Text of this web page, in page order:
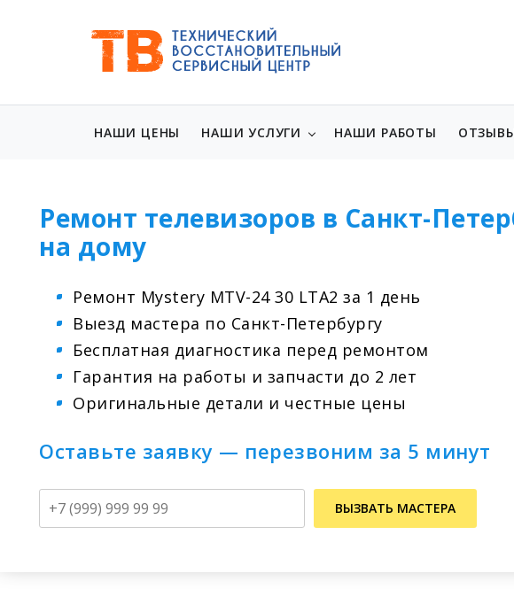
НАШИ ЦЕНЫ НАШИ УСЛУГИ НАШИ РАБОТЫ
Ремонт телевизоров в Санкт-
на дому
Ремонт Mystery MTV-24 30 LTA2 за 1 день
Выезд мастера по Санкт-Петербургу
Бесплатная диагностика перед ремонтом
Гарантия на работы и запчасти до 2 лет
Оригинальные детали и честные цены
Оставьте заявку — перезвоним за 5 минут
ВЫЗВАТЬ МАСТЕРА